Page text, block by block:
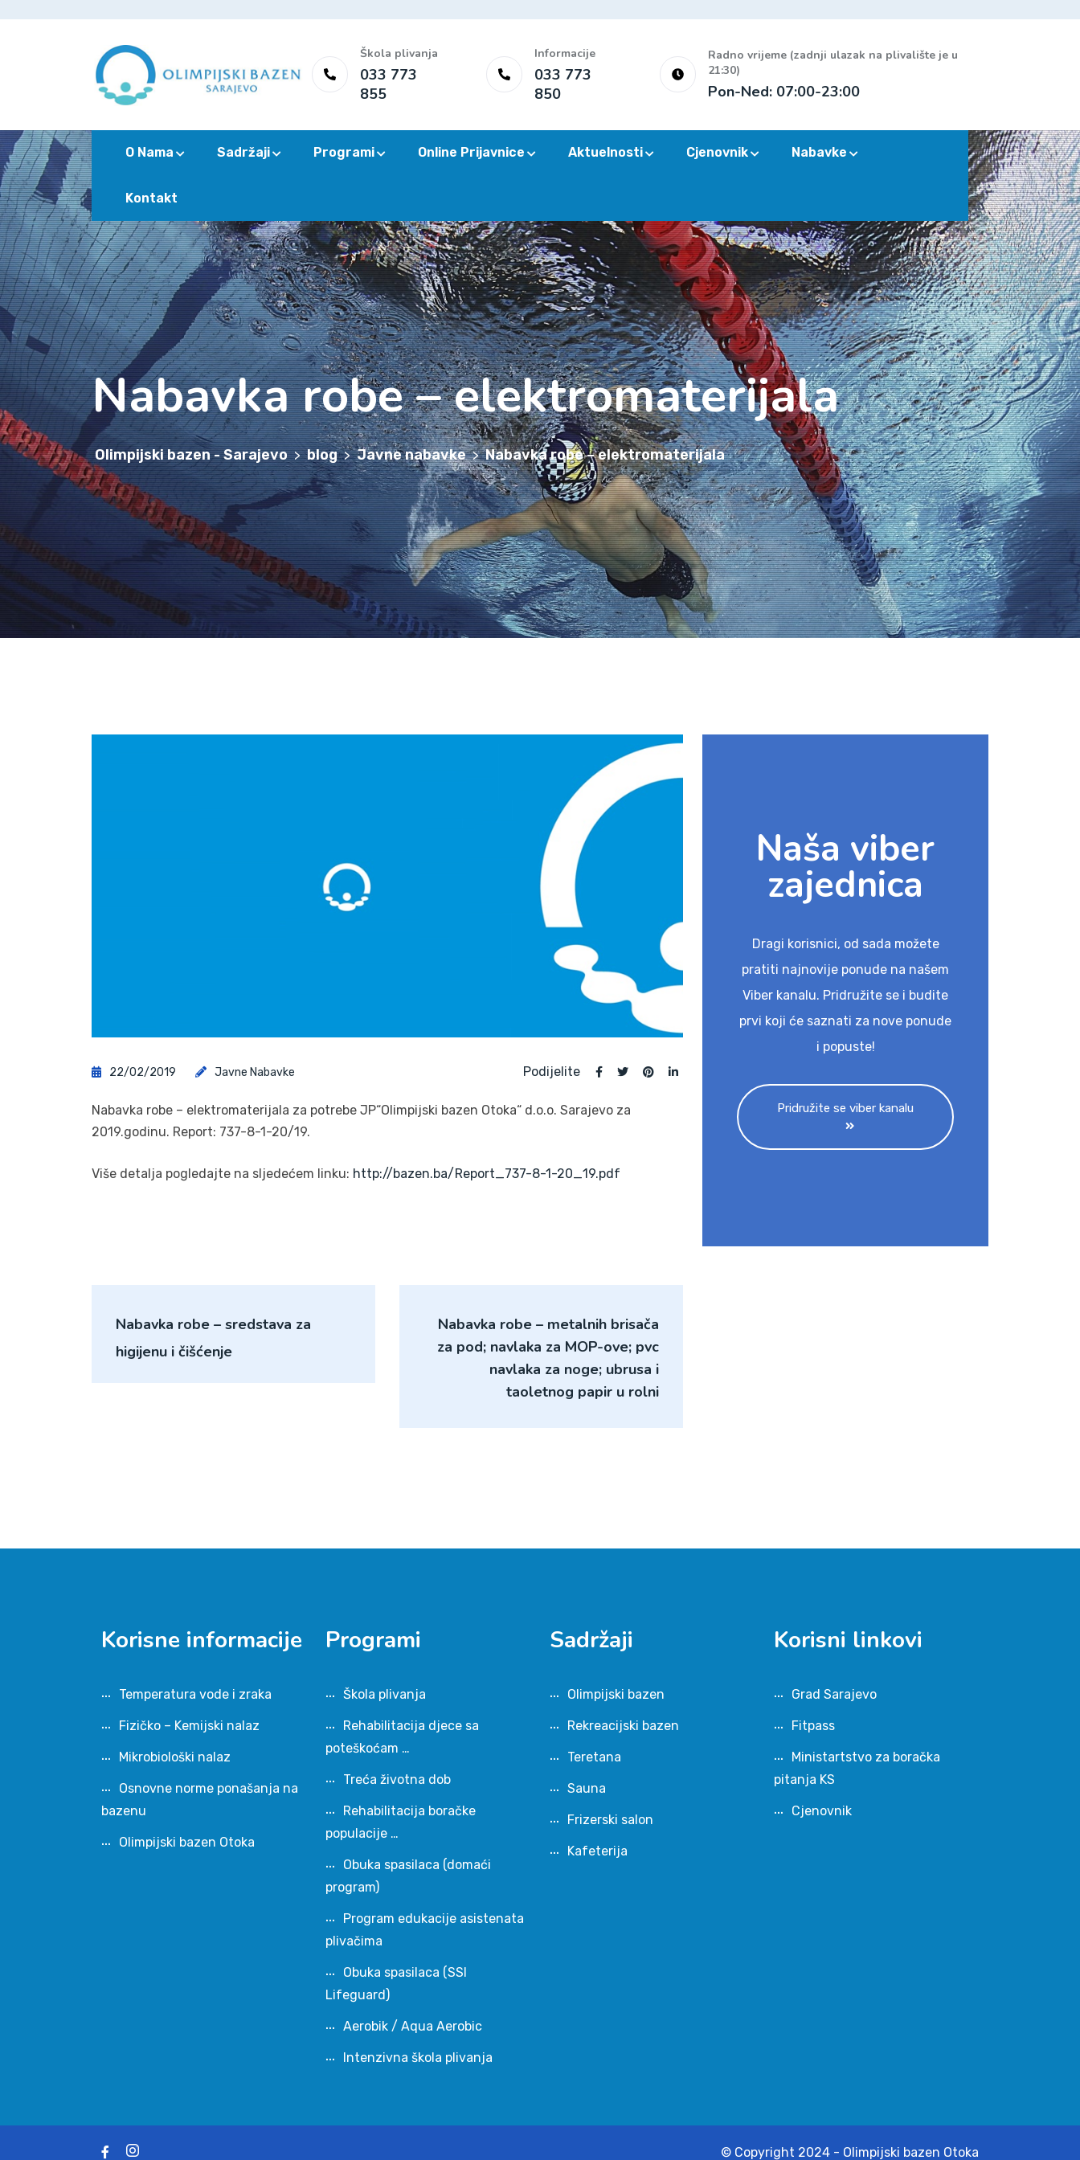
Škola plivanja
033 773
855
Informacije
033 773
850
Radno vrijeme (zadnji ulazak na plivalište je u
21:30)
Pon-Ned: 07:00-23:00
O Nama Sadržaji Programi Online Prijavnice Aktuelnosti Cjenovnik Nabavke
Kontakt
Nabavka robe – elektromaterijala
Olimpijski bazen - Sarajevo > blog > Javne nabavke > Nabavka robe – elektromaterijala
22/02/2019 Javne Nabavke Podijelite
Nabavka robe – elektromaterijala za potrebe JP“Olimpijski bazen Otoka“ d.o.o. Sarajevo za
2019.godinu. Report: 737-8-1-20/19.
Više detalja pogledajte na sljedećem linku: http://bazen.ba/Report_737-8-1-20_19.pdf
Nabavka robe – sredstava za
higijenu i čišćenje
Nabavka robe – metalnih brisača
za pod; navlaka za MOP-ove; pvc
navlaka za noge; ubrusa i
taoletnog papir u rolni
Naša viber
zajednica
Dragi korisnici, od sada možete
pratiti najnovije ponude na našem
Viber kanalu. Pridružite se i budite
prvi koji će saznati za nove ponude
i popuste!
Pridružite se viber kanalu
Korisne informacije
Temperatura vode i zraka
Fizičko – Kemijski nalaz
Mikrobiološki nalaz
Osnovne norme ponašanja na
bazenu
Olimpijski bazen Otoka
Programi
Škola plivanja
Rehabilitacija djece sa
poteškoćam …
Treća životna dob
Rehabilitacija boračke
populacije …
Obuka spasilaca (domaći
program)
Program edukacije asistenata
plivačima
Obuka spasilaca (SSI
Lifeguard)
Aerobik / Aqua Aerobic
Intenzivna škola plivanja
Sadržaji
Olimpijski bazen
Rekreacijski bazen
Teretana
Sauna
Frizerski salon
Kafeterija
Korisni linkovi
Grad Sarajevo
Fitpass
Ministartstvo za boračka
pitanja KS
Cjenovnik
© Copyright 2024 - Olimpijski bazen Otoka